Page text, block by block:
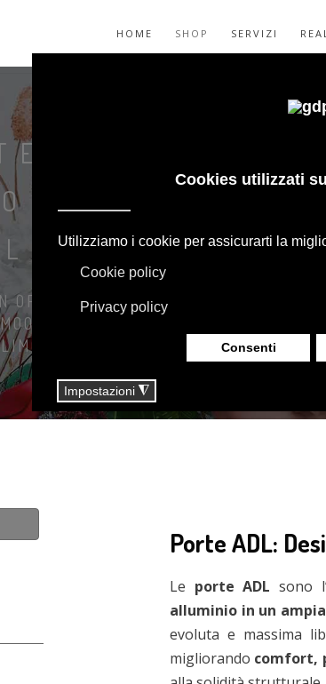
HOME SHOP SERVIZI
DI DESIGN:
OFFERTA: AGAPE, BOFFI, B&B
BIANCHERIA, TAPPETI E
ILLUMINAZIONE DAVIDE
Porte ADL:
Le porte ADL sono
alluminio in un
evoluta e massima
migliorando comfort,